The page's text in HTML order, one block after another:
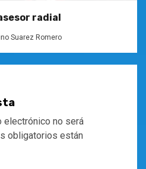
radial
Suarez Romero
electrónico no será
obligatorios están